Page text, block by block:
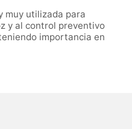
muy utilizada para
y al control preventivo
importancia en